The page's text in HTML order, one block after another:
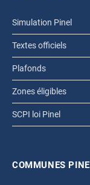
Simulation Pinel
Textes officiels
Plafonds
Zones éligibles
SCPI loi Pinel
COMMUNES